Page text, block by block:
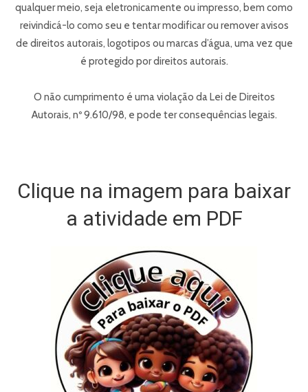
qualquer meio, seja eletronicamente ou impresso, bem como
reivindicá-lo como seu e tentar modificar ou remover avisos
de direitos autorais, logotipos ou marcas d’água, uma vez que
é protegido por direitos autorais.
O não cumprimento é uma violação da Lei de Direitos
Autorais, nº 9.610/98, e pode ter consequências legais.
Clique na imagem para baixar
a atividade em PDF